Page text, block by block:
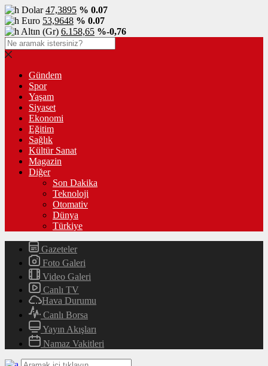
Dolar47,3895 % 0.07
Euro 53,9648 % 0.07
Altın (Gr) 6.158,65 %-0,76
Gündem
Spor
Yaşam
Siyaset
Ekonomi
Eğitim
Sağlık
Kültür Sanat
Magazin
Diğer
Son Dakika
Teknoloji
Otomativ
Dünya
Türkiye
Gazeteler
Foto Galeri
Video Galeri
Canlı TV
Hava Durumu
Canlı Borsa
Yayın Akışları
Namaz Vakitleri